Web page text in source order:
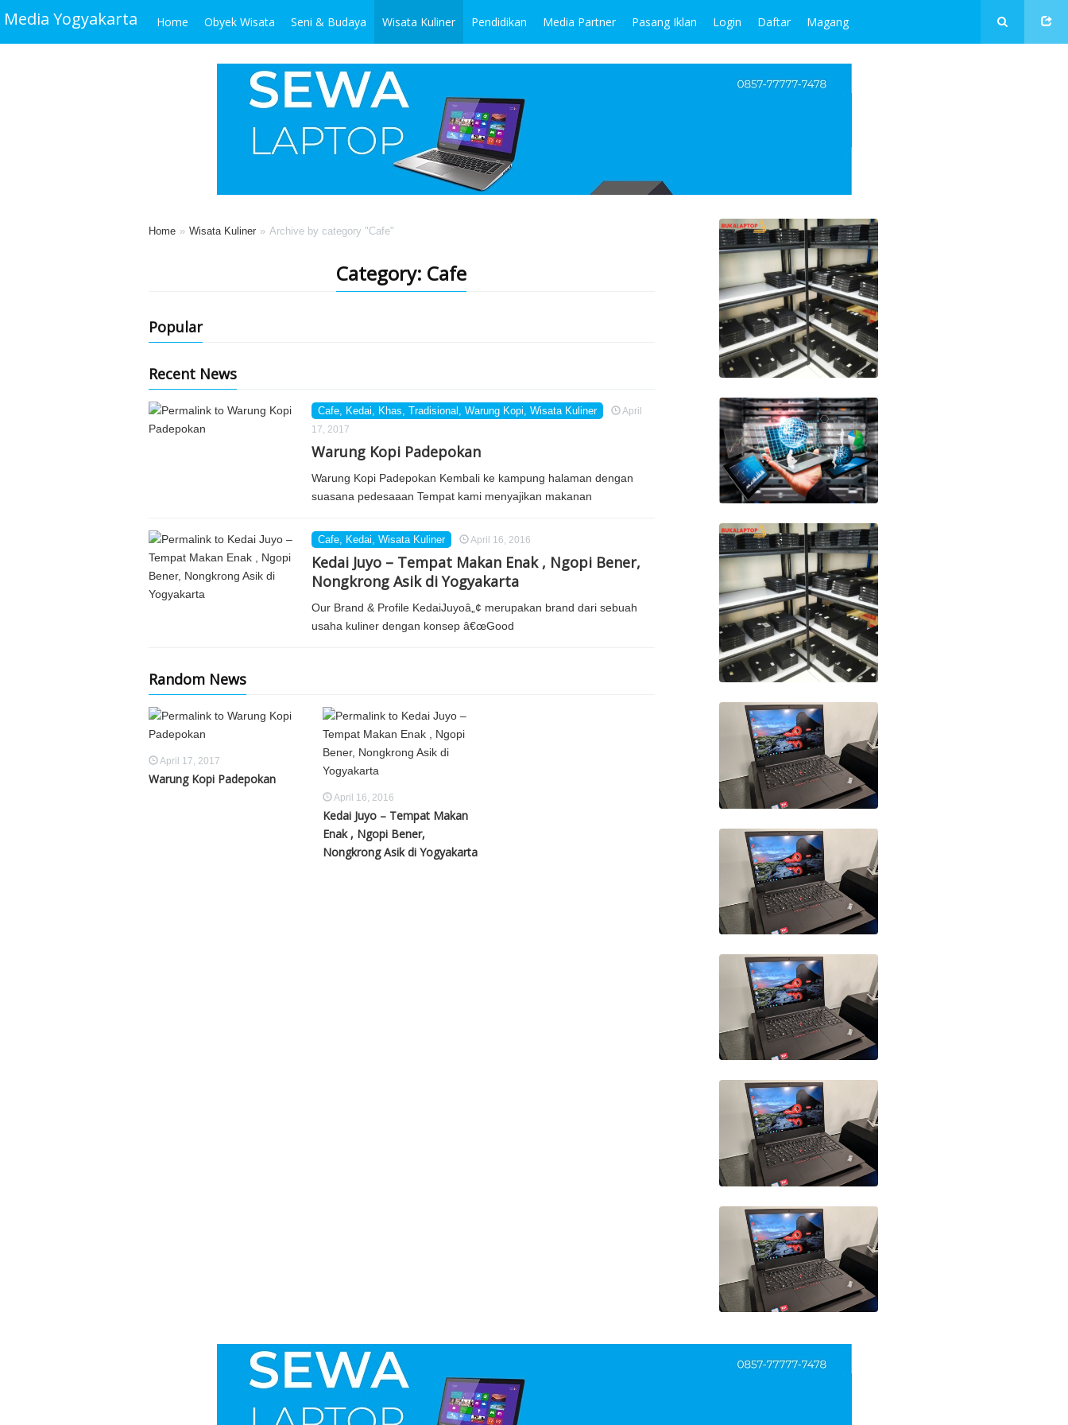
Media Yogyakarta Home Obyek Wisata Seni & Budaya Wisata Kuliner Pendidikan Media Partner Pasang Iklan Login Daftar Magang
Home Wisata Kuliner Archive by category "Cafe"
Category: Cafe
Popular
Recent News
Cafe, Kedai, Khas, Tradisional , Warung Kopi, Wisata Kuliner
April
17, 2017
Warung Kopi Padepokan
Warung Kopi Padepokan Kembali ke kampung halaman dengan
suasana pedesaaan Tempat kami menyajikan makanan
Cafe, Kedai, Wisata Kuliner April 16, 2016
Kedai Juyo – Tempat Makan Enak , Ngopi Bener,
Nongkrong Asik di Yogyakarta
Our Brand & Profile KedaiJuyoâ„¢ merupakan brand dari sebuah
usaha kuliner dengan konsep â€œGood
Random News
April 17, 2017
Warung Kopi Padepokan
April 16, 2016
Kedai Juyo – Tempat Makan
Enak , Ngopi Bener,
Nongkrong Asik di Yogyakarta